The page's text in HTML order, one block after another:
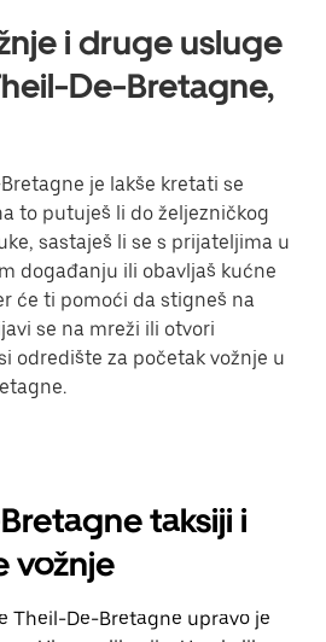
i druge usluge
De-Bretagne,
je lakše kretati se
to putuješ li do željezničkog
sastaješ li se s prijateljima u
događanju ili obavljaš kućne
će ti pomoći da stigneš na
se na mreži ili otvori
odredište za početak vožnje u
taksiji i
vožnje
Theil-De-Bretagne upravo je